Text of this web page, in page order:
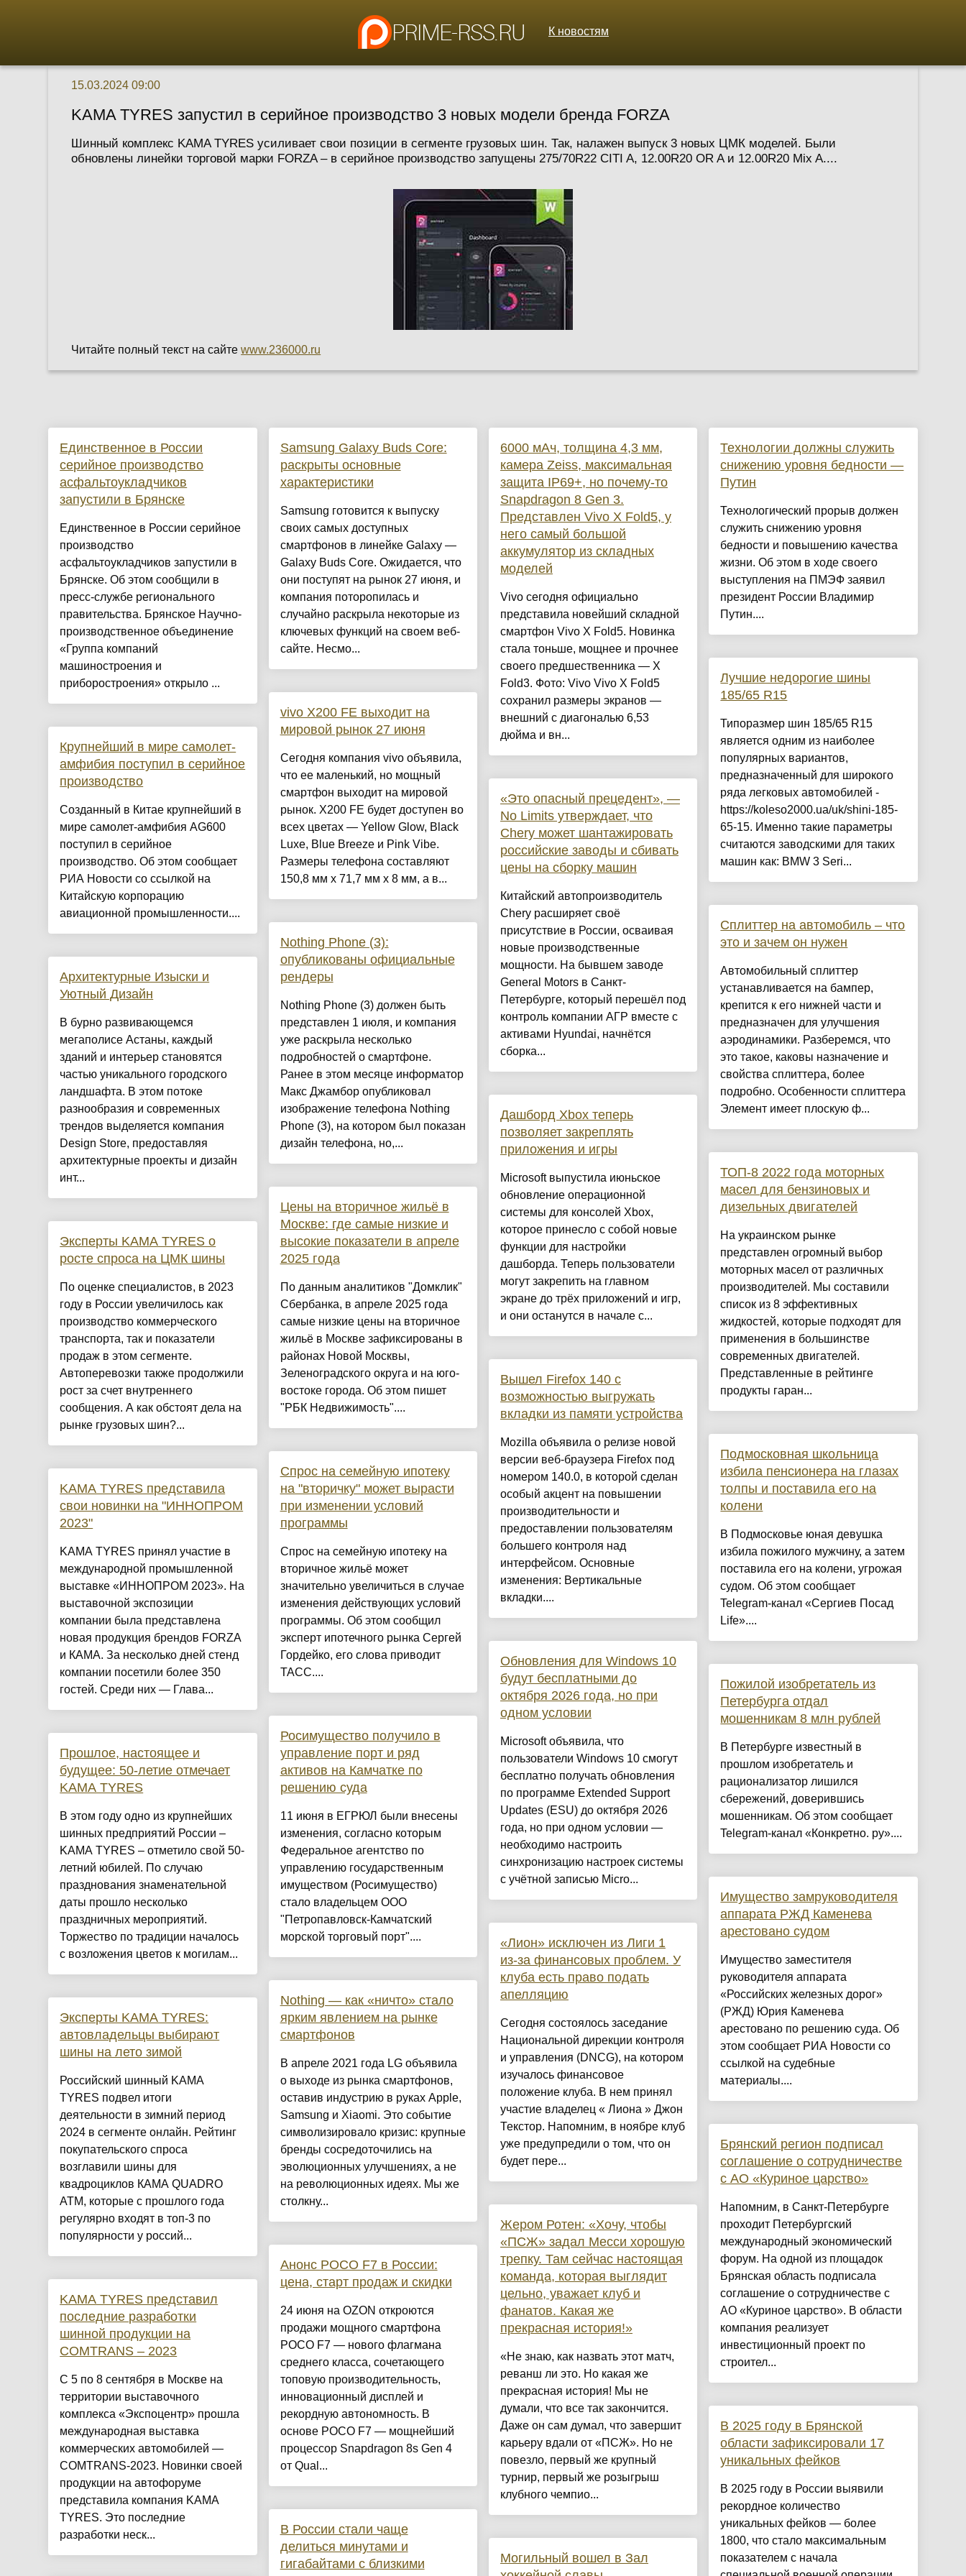
К новостям
15.03.2024 09:00
KAMA TYRES запустил в серийное производство 3 новых модели бренда FORZA
Шинный комплекс KAMA TYRES усиливает свои позиции в сегменте грузовых шин. Так, налажен выпуск 3 новых ЦМК моделей. Были
обновлены линейки торговой марки FORZA – в серийное производство запущены 275/70R22 CITI A, 12.00R20 OR A и 12.00R20 Mix A....
Читайте полный текст на сайтеwww.236000.ru
Единственное в России
серийное производство
асфальтоукладчиков
запустили в Брянске
Единственное в России серийное
производство
асфальтоукладчиков запустили в
Брянске. Об этом сообщили в
пресс-службе регионального
правительства. Брянское Научно-
производственное объединение
«Группа компаний
машиностроения и
приборостроения» открыло ...
Крупнейший в мире самолет-
амфибия поступил в серийное
производство
Созданный в Китае крупнейший в
мире самолет-амфибия AG600
поступил в серийное
производство. Об этом сообщает
РИА Новости со ссылкой на
Китайскую корпорацию
авиационной промышленности....
Архитектурные Изыски и
Уютный Дизайн
​В бурно развивающемся
мегаполисе Астаны, каждый
зданий и интерьер становятся
частью уникального городского
ландшафта. В этом потоке
разнообразия и современных
трендов выделяется компания
Design Store, предоставляя
архитектурные проекты и дизайн
инт...
Эксперты KAMA TYRES о
росте спроса на ЦМК шины
По оценке специалистов, в 2023
году в России увеличилось как
производство коммерческого
транспорта, так и показатели
продаж в этом сегменте.
Автоперевозки также продолжили
рост за счет внутреннего
сообщения. А как обстоят дела на
рынке грузовых шин?...
KAMA TYRES представила
свои новинки на "ИННОПРОМ
2023"
KAMA TYRES принял участие в
международной промышленной
выставке «ИННОПРОМ 2023». На
выставочной экспозиции
компании была представлена
новая продукция брендов FORZA
и КАМА. За несколько дней стенд
компании посетили более 350
гостей. Среди них — Глава...
Прошлое, настоящее и
будущее: 50-летие отмечает
KAMA TYRES
В этом году одно из крупнейших
шинных предприятий России –
KAMA TYRES – отметило свой 50-
летний юбилей. По случаю
празднования знаменательной
даты прошло несколько
праздничных мероприятий.
Торжество по традиции началось
с возложения цветов к могилам...
Эксперты KAMA TYRES:
автовладельцы выбирают
шины на лето зимой
Российский шинный KAMA
TYRES подвел итоги
деятельности в зимний период
2024 в сегменте онлайн. Рейтинг
покупательского спроса
возглавили шины для
квадроциклов КАМА QUADRO
ATM, которые с прошлого года
регулярно входят в топ-3 по
популярности у россий...
KAMA TYRES представил
последние разработки
шинной продукции на
COMTRANS – 2023
С 5 по 8 сентября в Москве на
территории выставочного
комплекса «Экспоцентр» прошла
международная выставка
коммерческих автомобилей —
COMTRANS-2023. Новинки своей
продукции на автофоруме
представила компания KAMA
TYRES. Это последние
разработки неск...
Samsung Galaxy Buds Core:
раскрыты основные
характеристики
Samsung готовится к выпуску
своих самых доступных
смартфонов в линейке Galaxy —
Galaxy Buds Core. Ожидается, что
они поступят на рынок 27 июня, и
компания поторопилась и
случайно раскрыла некоторые из
ключевых функций на своем веб-
сайте. Несмо...
vivo X200 FE выходит на
мировой рынок 27 июня
Сегодня компания vivo объявила,
что ее маленький, но мощный
смартфон выходит на мировой
рынок. X200 FE будет доступен во
всех цветах — Yellow Glow, Black
Luxe, Blue Breeze и Pink Vibe.
Размеры телефона составляют
150,8 мм x 71,7 мм x 8 мм, а в...
Nothing Phone (3):
опубликованы официальные
рендеры
Nothing Phone (3) должен быть
представлен 1 июля, и компания
уже раскрыла несколько
подробностей о смартфоне.
Ранее в этом месяце информатор
Макс Джамбор опубликовал
изображение телефона Nothing
Phone (3), на котором был показан
дизайн телефона, но,...
Цены на вторичное жильё в
Москве: где самые низкие и
высокие показатели в апреле
2025 года
По данным аналитиков "Домклик"
Сбербанка, в апреле 2025 года
самые низкие цены на вторичное
жильё в Москве зафиксированы в
районах Новой Москвы,
Зеленоградского округа и на юго-
востоке города. Об этом пишет
"РБК Недвижимость"....
Спрос на семейную ипотеку
на "вторичку" может вырасти
при изменении условий
программы
Спрос на семейную ипотеку на
вторичное жильё может
значительно увеличиться в случае
изменения действующих условий
программы. Об этом сообщил
эксперт ипотечного рынка Сергей
Гордейко, его слова приводит
ТАСС....
Росимущество получило в
управление порт и ряд
активов на Камчатке по
решению суда
11 июня в ЕГРЮЛ были внесены
изменения, согласно которым
Федеральное агентство по
управлению государственным
имуществом (Росимущество)
стало владельцем ООО
"Петропавловск-Камчатский
морской торговый порт"....
Nothing — как «ничто» стало
ярким явлением на рынке
смартфонов
В апреле 2021 года LG объявила
о выходе из рынка смартфонов,
оставив индустрию в руках Apple,
Samsung и Xiaomi. Это событие
символизировало кризис: крупные
бренды сосредоточились на
эволюционных улучшениях, а не
на революционных идеях. Мы же
столкну...
Анонс POCO F7 в России:
цена, старт продаж и скидки
24 июня на OZON откроются
продажи мощного смартфона
POCO F7 — нового флагмана
среднего класса, сочетающего
топовую производительность,
инновационный дисплей и
рекордную автономность. В
основе POCO F7 — мощнейший
процессор Snapdragon 8s Gen 4
от Qual...
В России стали чаще
делиться минутами и
гигабайтами с близкими
6000 мАч, толщина 4,3 мм,
камера Zeiss, максимальная
защита IP69+, но почему-то
Snapdragon 8 Gen 3.
Представлен Vivo X Fold5, у
него самый большой
аккумулятор из складных
моделей
Vivo сегодня официально
представила новейший складной
смартфон Vivo X Fold5. Новинка
стала тоньше, мощнее и прочнее
своего предшественника — X
Fold3. Фото: Vivo Vivo X Fold5
сохранил размеры экранов —
внешний с диагональю 6,53
дюйма и вн...
«Это опасный прецедент», —
No Limits утверждает, что
Chery может шантажировать
российские заводы и сбивать
цены на сборку машин
Китайский автопроизводитель
Chery расширяет своё
присутствие в России, осваивая
новые производственные
мощности. На бывшем заводе
General Motors в Санкт-
Петербурге, который перешёл под
контроль компании АГР вместе с
активами Hyundai, начнётся
сборка...
Дашборд Xbox теперь
позволяет закреплять
приложения и игры
Microsoft выпустила июньское
обновление операционной
системы для консолей Xbox,
которое принесло с собой новые
функции для настройки
дашборда. Теперь пользователи
могут закрепить на главном
экране до трёх приложений и игр,
и они останутся в начале с...
Вышел Firefox 140 с
возможностью выгружать
вкладки из памяти устройства
Mozilla объявила о релизе новой
версии веб-браузера Firefox под
номером 140.0, в которой сделан
особый акцент на повышении
производительности и
предоставлении пользователям
большего контроля над
интерфейсом. Основные
изменения: Вертикальные
вкладки....
Обновления для Windows 10
будут бесплатными до
октября 2026 года, но при
одном условии
Microsoft объявила, что
пользователи Windows 10 смогут
бесплатно получать обновления
по программе Extended Support
Updates (ESU) до октября 2026
года, но при одном условии —
необходимо настроить
синхронизацию настроек системы
с учётной записью Micro...
«Лион» исключен из Лиги 1
из-за финансовых проблем. У
клуба есть право подать
апелляцию
Сегодня состоялось заседание
Национальной дирекции контроля
и управления (DNCG), на котором
изучалось финансовое
положение клуба. В нем принял
участие владелец « Лиона » Джон
Текстор. Напомним, в ноябре клуб
уже предупредили о том, что он
будет пере...
Жером Ротен: «Хочу, чтобы
«ПСЖ» задал Месси хорошую
трепку. Там сейчас настоящая
команда, которая выглядит
цельно, уважает клуб и
фанатов. Какая же
прекрасная история!»
«Не знаю, как назвать этот матч,
реванш ли это. Но какая же
прекрасная история! Мы не
думали, что все так закончится.
Даже он сам думал, что завершит
карьеру вдали от «ПСЖ». Но не
повезло, первый же крупный
турнир, первый же розыгрыш
клубного чемпио...
Могильный вошел в Зал
Технологии должны служить
снижению уровня бедности —
Путин
Технологический прорыв должен
служить снижению уровня
бедности и повышению качества
жизни. Об этом в ходе своего
выступления на ПМЭФ заявил
президент России Владимир
Путин....
Лучшие недорогие шины
185/65 R15
Типоразмер шин 185/65 R15
является одним из наиболее
популярных вариантов,
предназначенный для широкого
ряда легковых автомобилей -
https://koleso2000.ua/uk/shini-185-
65-15. Именно такие параметры
считаются заводскими для таких
машин как: BMW 3 Seri...
Сплиттер на автомобиль – что
это и зачем он нужен
Автомобильный сплиттер
устанавливается на бампер,
крепится к его нижней части и
предназначен для улучшения
аэродинамики. Разберемся, что
это такое, каковы назначение и
свойства сплиттера, более
подробно. Особенности сплиттера
Элемент имеет плоскую ф...
ТОП-8 2022 года моторных
масел для бензиновых и
дизельных двигателей
На украинском рынке
представлен огромный выбор
моторных масел от различных
производителей. Мы составили
список из 8 эффективных
жидкостей, которые подходят для
применения в большинстве
современных двигателей.
Представленные в рейтинге
продукты гаран...
Подмосковная школьница
избила пенсионера на глазах
толпы и поставила его на
колени
В Подмосковье юная девушка
избила пожилого мужчину, а затем
поставила его на колени, угрожая
судом. Об этом сообщает
Telegram-канал «Сергиев Посад
Life»....
Пожилой изобретатель из
Петербурга отдал
мошенникам 8 млн рублей
В Петербурге известный в
прошлом изобретатель и
рационализатор лишился
сбережений, доверившись
мошенникам. Об этом сообщает
Telegram-канал «Конкретно. ру»....
Имущество замруководителя
аппарата РЖД Каменева
арестовано судом
Имущество заместителя
руководителя аппарата
«Российских железных дорог»
(РЖД) Юрия Каменева
арестовано по решению суда. Об
этом сообщает РИА Новости со
ссылкой на судебные
материалы....
Брянский регион подписал
соглашение о сотрудничестве
с АО «Куриное царство»
Напомним, в Санкт-Петербурге
проходит Петербургский
международный экономический
форум. На одной из площадок
Брянская область подписала
соглашение о сотрудничестве с
АО «Куриное царство». В области
компания реализует
инвестиционный проект по
строител...
В 2025 году в Брянской
области зафиксировали 17
уникальных фейков
В 2025 году в России выявили
рекордное количество
уникальных фейков — более
1800, что стало максимальным
показателем с начала